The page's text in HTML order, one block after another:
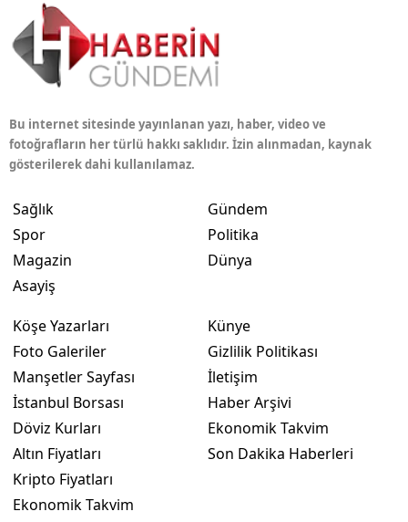
Bu internet sitesinde yayınlanan yazı, haber, video ve
fotoğrafların her türlü hakkı saklıdır. İzin alınmadan, kaynak
gösterilerek dahi kullanılamaz.
Sağlık
Spor
Magazin
Asayiş
Gündem
Politika
Dünya
Köşe Yazarları
Foto Galeriler
Manşetler Sayfası
İstanbul Borsası
Döviz Kurları
Altın Fiyatları
Kripto Fiyatları
Ekonomik Takvim
Künye
Gizlilik Politikası
İletişim
Haber Arşivi
Ekonomik Takvim
Son Dakika Haberleri